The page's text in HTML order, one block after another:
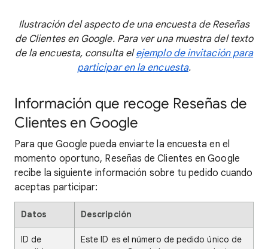
Ilustración del aspecto de una encuesta de Reseñas
de Clientes en Google. Para ver una muestra del texto
de la encuesta, consulta elejemplo de invitación para
participar en la encuesta.
Información que recoge Reseñas de
Clientes en Google
Para que Google pueda enviarte la encuesta en el
momento oportuno, Reseñas de Clientes en Google
recibe la siguiente información sobre tu pedido cuando
aceptas participar:
Datos Descripción
ID de
Este ID es el número de pedido único de